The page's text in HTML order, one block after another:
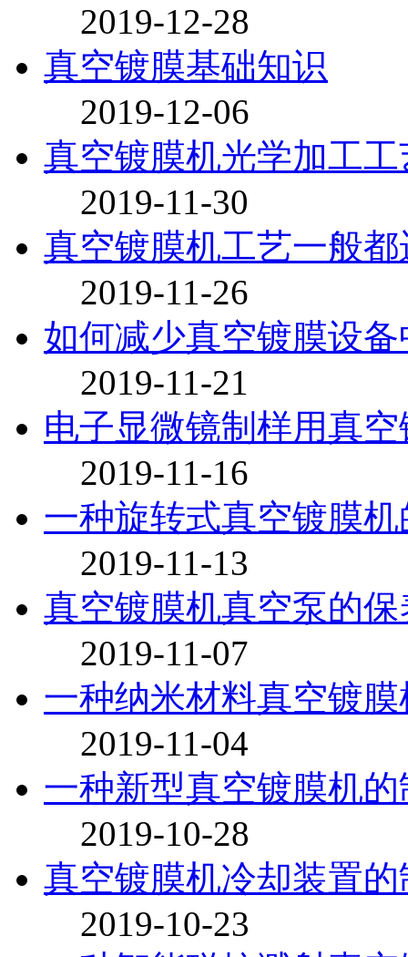
2019-12-28
真空镀膜基础知识
2019-12-06
真空镀膜机光学加工
2019-11-30
真空镀膜机工艺一般
2019-11-26
如何减少真空镀膜设
2019-11-21
电子显微镜制样用真
2019-11-16
一种旋转式真空镀膜
2019-11-13
真空镀膜机真空泵的
2019-11-07
一种纳米材料真空镀
2019-11-04
一种新型真空镀膜机
2019-10-28
真空镀膜机冷却装置
2019-10-23